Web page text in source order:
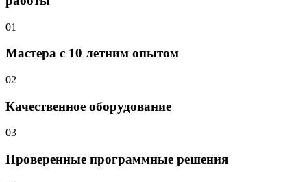
01
Мастера с 10 летним опытом
02
Качественное оборудование
03
Проверенные программные решения